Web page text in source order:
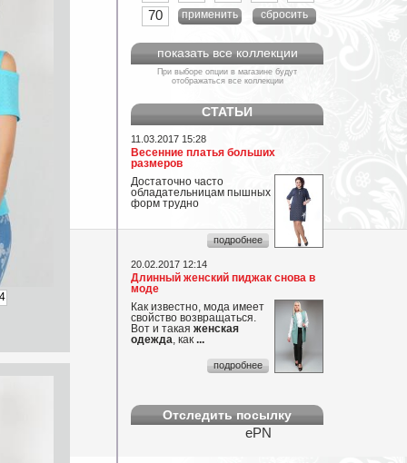
70
применить сбросить
показать все коллекции
При выборе опции в магазине будут
отображаться все коллекции
СТАТЬИ
11.03.2017 15:28
Весенние платья больших
размеров
Достаточно часто
обладательницам пышных
форм трудно
...
подробнее
20.02.2017 12:14
Длинный женский пиджак снова в
моде
Как известно, мода имеет
свойство возвращаться.
Вот и такая женская
одежда, как ...
подробнее
Отследить посылку
ePN